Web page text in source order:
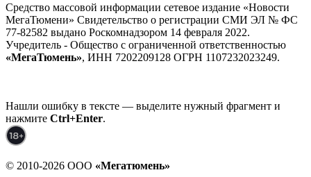
Средство массовой информации сетевое издание «Новости
МегаТюмени» Свидетельство о регистрации СМИ ЭЛ № ФС
77-82582 выдано Роскомнадзором 14 февраля 2022.
Учредитель - Общество с ограниченной ответственностью
«МегаТюмень», ИНН 7202209128 ОГРН 1107232023249.
Нашли ошибку в тексте — выделите нужный фрагмент и
нажмите Ctrl+Enter.
© 2010-2026 ООО «Мегатюмень»